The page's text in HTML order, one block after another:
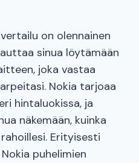
on olennainen
sinua löytämään
joka vastaa
Nokia tarjoaa
hintaluokissa, ja
näkemään, kuinka
Erityisesti
puhelimien